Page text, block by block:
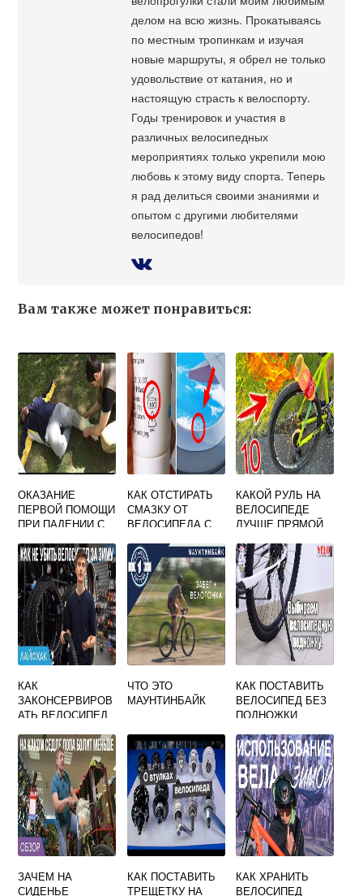
делом на всю жизнь. Прокатываясь
по местным тропинкам и изучая
новые маршруты, я обрел не только
удовольствие от катания, но и
настоящую страсть к велоспорту.
Годы тренировок и участия в
различных велосипедных
мероприятиях только укрепили мою
любовь к этому виду спорта. Теперь
я рад делиться своими знаниями и
опытом с другими любителями
велосипедов!
Вам также может понравиться:
ОКАЗАНИЕ
ПЕРВОЙ ПОМОЩИ
ПРИ ПАДЕНИИ С
КАК ОТСТИРАТЬ
СМАЗКУ ОТ
ВЕЛОСИПЕДА С
КАКОЙ РУЛЬ НА
ВЕЛОСИПЕДЕ
ЛУЧШЕ ПРЯМОЙ
КАК
ЗАКОНСЕРВИРОВ
АТЬ ВЕЛОСИПЕД
ЧТО ЭТО
МАУНТИНБАЙК
КАК ПОСТАВИТЬ
ВЕЛОСИПЕД БЕЗ
ПОДНОЖКИ
ЗАЧЕМ НА
СИДЕНЬЕ
КАК ПОСТАВИТЬ
ТРЕЩЕТКУ НА
КАК ХРАНИТЬ
ВЕЛОСИПЕД